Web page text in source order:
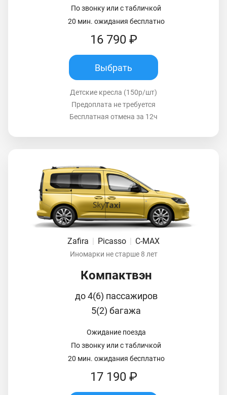
По звонку или с табличкой
20 мин. ожидания бесплатно
16 790 ₽
Выбрать
Детские кресла (150р/шт)
Предоплата не требуется
Бесплатная отмена за 12ч
Zafira | Picasso | C-MAX
Иномарки не старше 8 лет
Компактвэн
до 4(6) пассажиров
5(2) багажа
Ожидание поезда
По звонку или с табличкой
20 мин. ожидания бесплатно
17 190 ₽